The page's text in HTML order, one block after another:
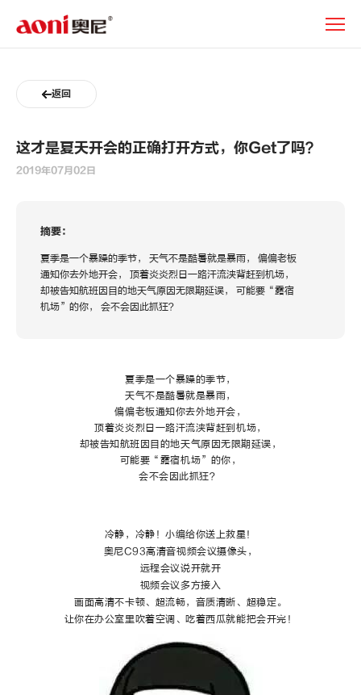
动
返回
这才是夏天开会的正确打开方式，你Get了吗？
2019年07月02日
摘要：
夏季是一个暴躁的季节， 天气不是酷暑就是暴雨， 偏偏老板
通知你去外地开会， 顶着炎炎烈日一路汗流浃背赶到机场，
却被告知航班因目的地天气原因无限期延误， 可能要“露宿
机场”的你， 会不会因此抓狂？
夏季是一个暴躁的季节，
天气不是酷暑就是暴雨，
偏偏老板通知你去外地开会，
顶着炎炎烈日一路汗流浃背赶到机场，
却被告知航班因目的地天气原因无限期延误，
可能要“露宿机场”的你，
会不会因此抓狂？
冷静，冷静！小编给你送上救星！
奥尼C93高清音视频会议摄像头，
远程会议说开就开
视频会议多方接入
画面高清不卡顿、超流畅，音质清晰、超稳定。
让你在办公室里吹着空调、吃着西瓜就能把会开完！